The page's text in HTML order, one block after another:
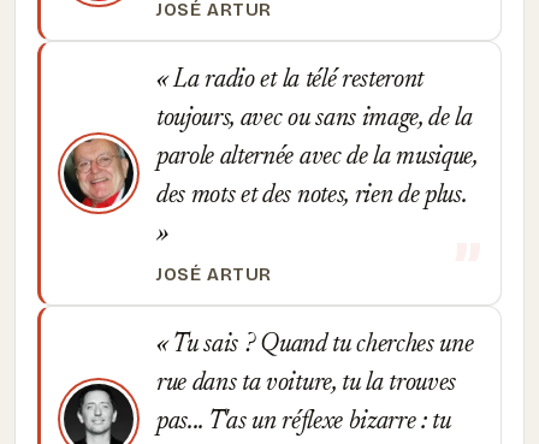
JOSÉ ARTUR
La radio et la télé resteront
toujours, avec ou sans image, de la
parole alternée avec de la musique,
des mots et des notes, rien de plus.
JOSÉ ARTUR
Tu sais ? Quand tu cherches une
rue dans ta voiture, tu la trouves
pas... T'as un réflexe bizarre : tu